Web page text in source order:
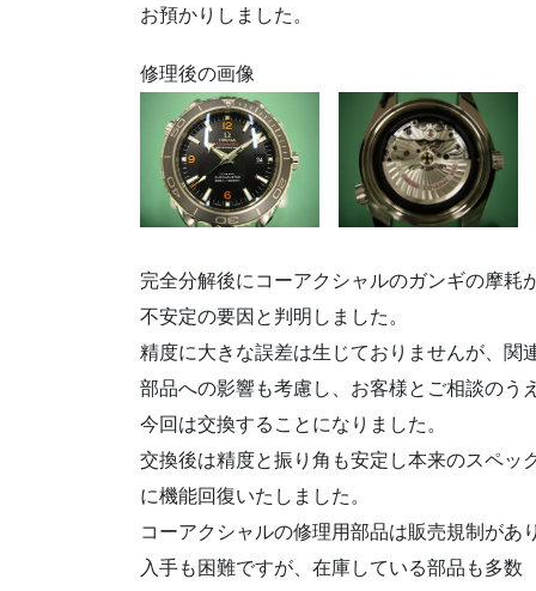
お預かりしました。
修理後の画像
完全分解後にコーアクシャルのガンギの摩耗
不安定の要因と判明しました。
精度に大きな誤差は生じておりませんが、関
部品への影響も考慮し、お客様とご相談のうえ
今回は交換することになりました。
交換後は精度と振り角も安定し本来のスペッ
に機能回復いたしました。
コーアクシャルの修理用部品は販売規制があり
入手も困難ですが、在庫している部品も多数